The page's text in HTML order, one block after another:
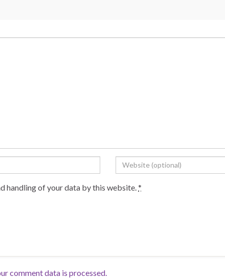
handling of your data by this website. *
comment data is processed.